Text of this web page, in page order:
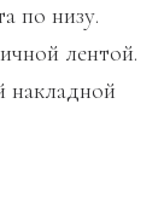
по низу.
лентой.